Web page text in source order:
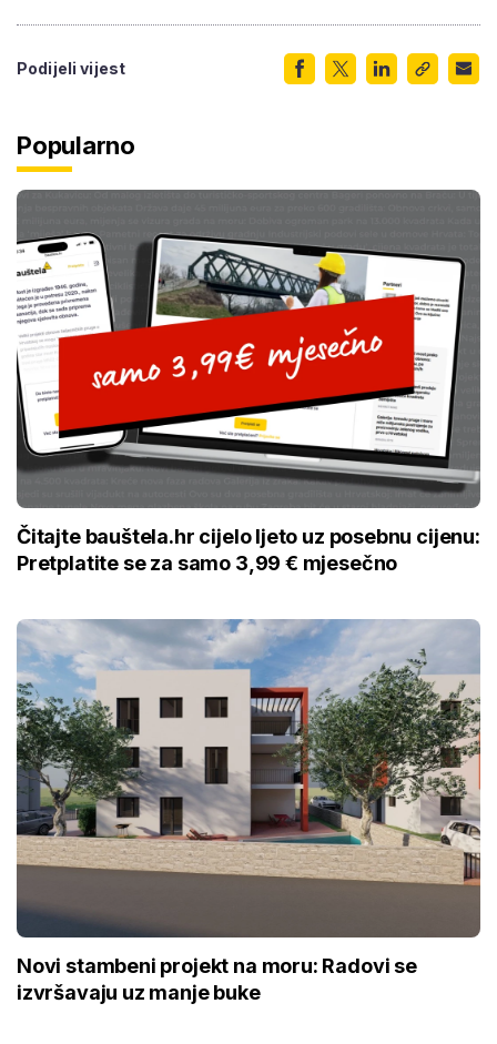
Podijeli vijest
Popularno
Čitajte bauštela.hr cijelo ljeto uz posebnu cijenu:
Pretplatite se za samo 3,99 € mjesečno
Novi stambeni projekt na moru: Radovi se
izvršavaju uz manje buke